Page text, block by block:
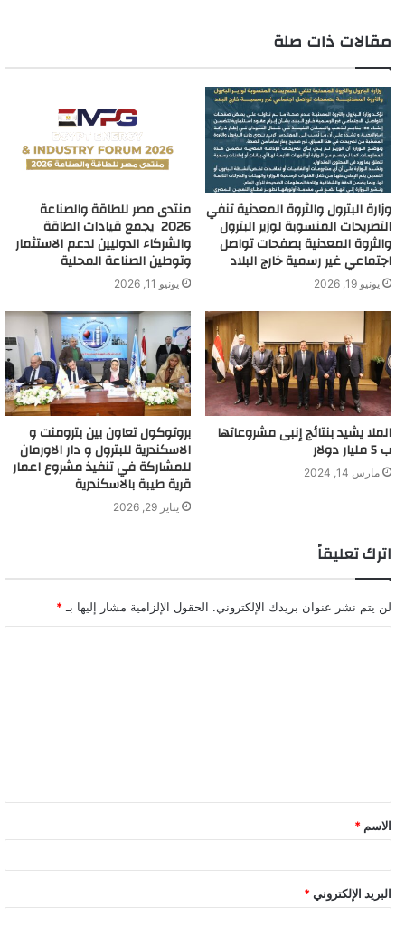
مقالات ذات صلة
وزارة البترول والثروة المعدنية تنفي
التصريحات المنسوبة لوزير البترول
والثروة المعدنية بصفحات تواصل
اجتماعي غير رسمية خارج البلاد
يونيو 19, 2026
منتدى مصر للطاقة والصناعة
2026 يجمع قيادات الطاقة
والشركاء الدوليين لدعم الاستثمار
وتوطين الصناعة المحلية
يونيو 11, 2026
الملا يشيد بنتائج إنبى مشروعاتها
ب 5 مليار دولار
مارس 14, 2024
بروتوكول تعاون بين بترومنت و
الاسكندرية للبترول و دار الاورمان
للمشاركة في تنفيذ مشروع اعمار
قرية طيبة بالاسكندرية
يناير 29, 2026
اترك تعليقاً
لن يتم نشر عنوان بريدك الإلكتروني. الحقول الإلزامية مشار إليها بـ *
ق
*
الاسم *
البريد الإلكتروني *